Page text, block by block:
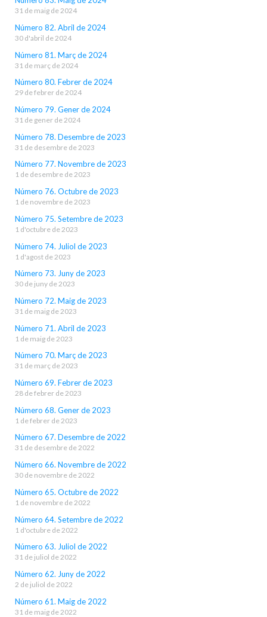
31 de maig de 2024
Número 82. Abril de 2024
30 d'abril de 2024
Número 81. Març de 2024
31 de març de 2024
Número 80. Febrer de 2024
29 de febrer de 2024
Número 79. Gener de 2024
31 de gener de 2024
Número 78. Desembre de 2023
31 de desembre de 2023
Número 77. Novembre de 2023
1 de desembre de 2023
Número 76. Octubre de 2023
1 de novembre de 2023
Número 75. Setembre de 2023
1 d'octubre de 2023
Número 74. Juliol de 2023
1 d'agost de 2023
Número 73. Juny de 2023
30 de juny de 2023
Número 72. Maig de 2023
31 de maig de 2023
Número 71. Abril de 2023
1 de maig de 2023
Número 70. Març de 2023
31 de març de 2023
Número 69. Febrer de 2023
28 de febrer de 2023
Número 68. Gener de 2023
1 de febrer de 2023
Número 67. Desembre de 2022
31 de desembre de 2022
Número 66. Novembre de 2022
30 de novembre de 2022
Número 65. Octubre de 2022
1 de novembre de 2022
Número 64. Setembre de 2022
1 d'octubre de 2022
Número 63. Juliol de 2022
31 de juliol de 2022
Número 62. Juny de 2022
2 de juliol de 2022
Número 61. Maig de 2022
31 de maig de 2022